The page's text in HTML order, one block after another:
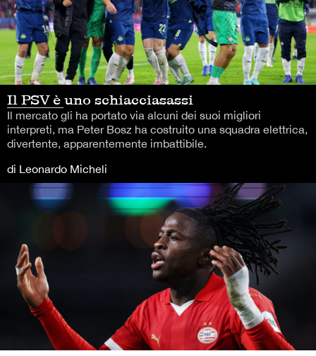
Il PSV è uno schiacciasassi
Il mercato gli ha portato via alcuni dei suoi migliori
interpreti, ma Peter Bosz ha costruito una squadra elettrica,
divertente, apparentemente imbattibile.
di Leonardo Micheli